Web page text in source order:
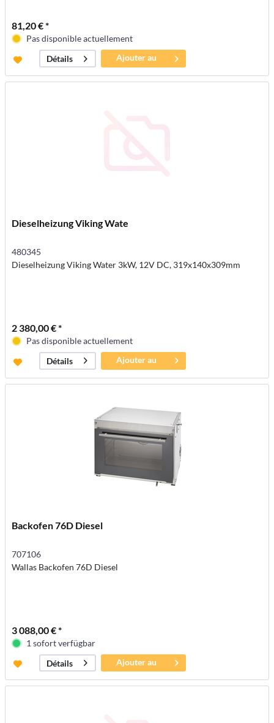
81,20 € *
Pas disponible actuellement
Détails
Ajouter au
panier
Dieselheizung Viking Wate
480345
Dieselheizung Viking Water 3kW, 12V DC, 319x140x309mm
2 380,00 € *
Pas disponible actuellement
Détails
Ajouter au
panier
Backofen 76D Diesel
707106
Wallas Backofen 76D Diesel
3 088,00 € *
1 sofort verfügbar
Détails
Ajouter au
panier